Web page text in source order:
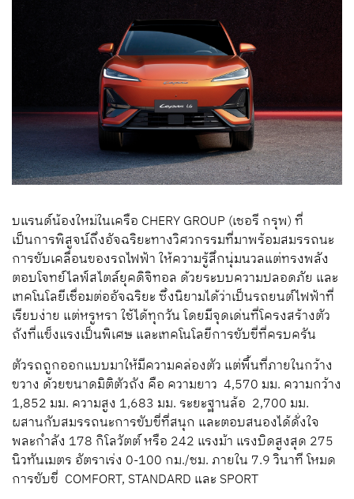
บแรนด์น้องใหม่ในเครือ CHERY GROUP (เชอรี กรุพ) ที่
เป็นการพิสูจน์ถึงอัจฉริยะทางวิศวกรรมที่มาพร้อมสมรรถนะ
การขับเคลื่อนของรถไฟฟ้า ให้ความรู้สึกนุ่มนวลแต่ทรงพลัง
ตอบโจทย์ไลฟ์สไตล์ยุคดิจิทอล ด้วยระบบความปลอดภัย และ
เทคโนโลยีเชื่อมต่ออัจฉริยะ ซึ่งนิยามได้ว่าเป็นรถยนต์ไฟฟ้าที่
เรียบง่าย แต่หรูหรา ใช้ได้ทุกวัน โดยมีจุดเด่นที่โครงสร้างตัว
ถังที่แข็งแรงเป็นพิเศษ และเทคโนโลยีการขับขี่ที่ครบครัน
ตัวรถถูกออกแบบมาให้มีความคล่องตัว แต่พื้นที่ภายในกว้าง
ขวาง ด้วยขนาดมิติตัวถัง คือ ความยาว 4,570 มม. ความกว้าง
1,852 มม. ความสูง 1,683 มม. ระยะฐานล้อ 2,700 มม.
ผสานกับสมรรถนะการขับขี่ที่สนุก และตอบสนองได้ดั่งใจ
พละกำลัง 178 กิโลวัตต์ หรือ 242 แรงม้า แรงบิดสูงสุด 275
นิวทันเมตร อัตราเร่ง 0-100 กม./ชม. ภายใน 7.9 วินาที โหมด
การขับขี่ COMFORT, STANDARD และ SPORT